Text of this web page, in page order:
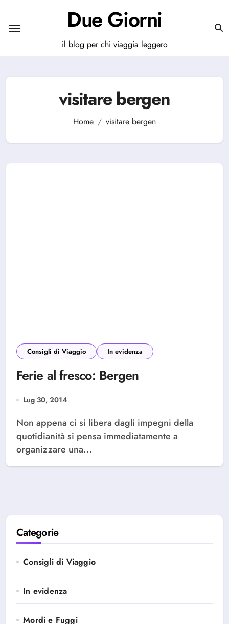
contenuto
Due Giorni
il blog per chi viaggia leggero
visitare bergen
Home visitare bergen
Consigli di Viaggio In evidenza
Ferie al fresco: Bergen
Lug 30, 2014
Non appena ci si libera dagli impegni della
quotidianità si pensa immediatamente a
organizzare una...
Categorie
Consigli di Viaggio
In evidenza
Mordi e Fuggi